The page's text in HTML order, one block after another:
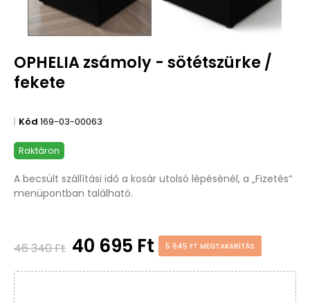
OPHELIA zsámoly - sötétszürke /
fekete
Kód 169-03-00063
Raktáron
A becsült szállítási idő a kosár utolsó lépésénél, a „Fizetés“
menüpontban található.
46 340 Ft 40 695 Ft 5 645 FT MEGTAKARÍTÁS